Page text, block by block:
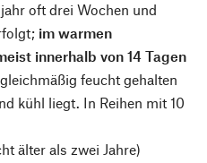
oft drei Wochen und
im warmen
innerhalb von 14 Tagen
feucht gehalten
kühl liegt. In Reihen mit 10
älter als zwei Jahre)